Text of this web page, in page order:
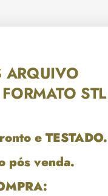
ARQUIVO
STL
e TESTADO.
pós venda.